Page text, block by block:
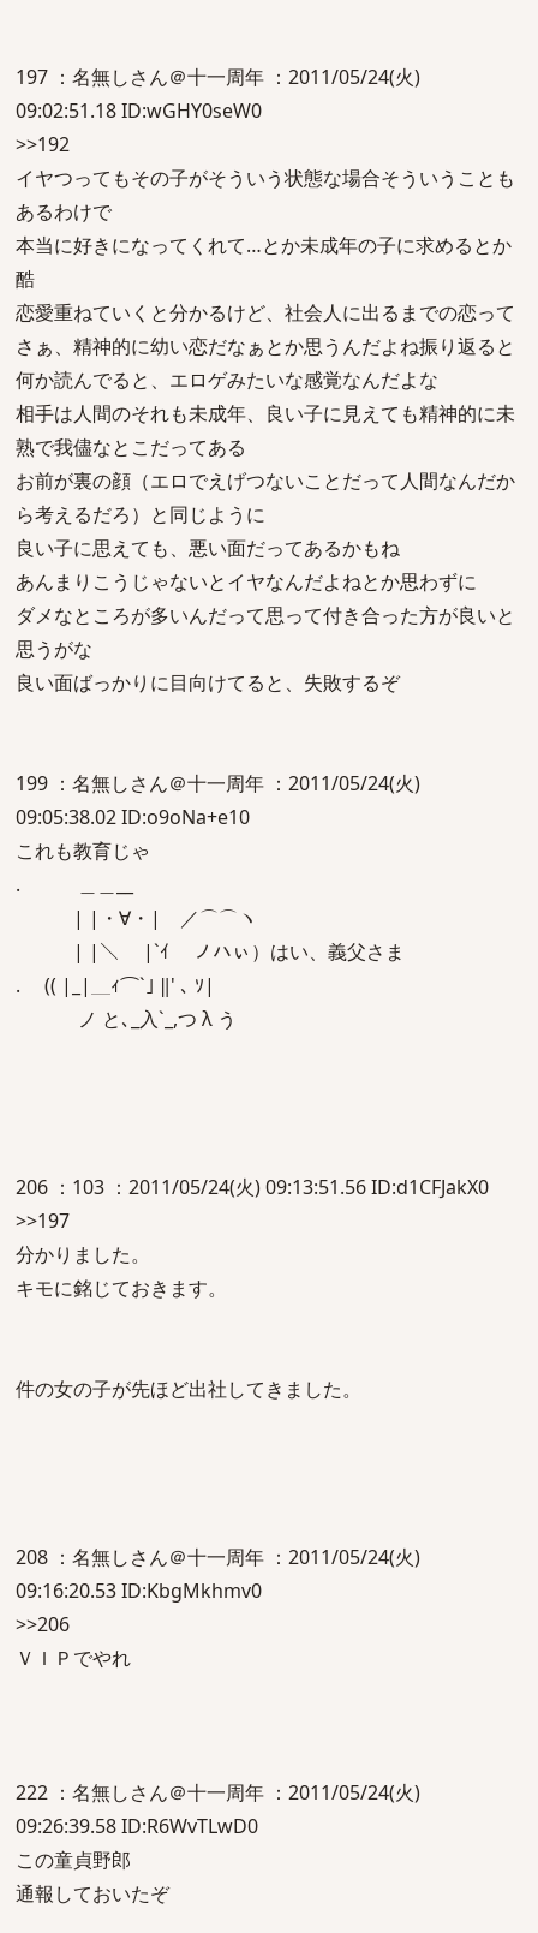
197 ：名無しさん＠十一周年 ：2011/05/24(火)
09:02:51.18 ID:wGHY0seW0
>>192
イヤつってもその子がそういう状態な場合そういうことも
あるわけで
本当に好きになってくれて…とか未成年の子に求めるとか
酷
恋愛重ねていくと分かるけど、社会人に出るまでの恋って
さぁ、精神的に幼い恋だなぁとか思うんだよね振り返ると
何か読んでると、エロゲみたいな感覚なんだよな
相手は人間のそれも未成年、良い子に見えても精神的に未
熟で我儘なとこだってある
お前が裏の顔（エロでえげつないことだって人間なんだか
ら考えるだろ）と同じように
良い子に思えても、悪い面だってあるかもね
あんまりこうじゃないとイヤなんだよねとか思わずに
ダメなところが多いんだって思って付き合った方が良いと
思うがな
良い面ばっかりに目向けてると、失敗するぞ
199 ：名無しさん＠十一周年 ：2011/05/24(火)
09:05:38.02 ID:o9oNa+e10
これも教育じゃ
. ＿＿__
| |・∀・| ／⌒⌒ヽ
| |＼ |`ｲ ノハぃ）はい、義父さま
. (( |_|＿ｨ⌒`｣ ‖' ､ ｿ|
ノ と､_入`_,つ λ う
206 ：103 ：2011/05/24(火) 09:13:51.56 ID:d1CFJakX0
>>197
分かりました。
キモに銘じておきます。
件の女の子が先ほど出社してきました。
208 ：名無しさん＠十一周年 ：2011/05/24(火)
09:16:20.53 ID:KbgMkhmv0
>>206
ＶＩＰでやれ
222 ：名無しさん＠十一周年 ：2011/05/24(火)
09:26:39.58 ID:R6WvTLwD0
この童貞野郎
通報しておいたぞ